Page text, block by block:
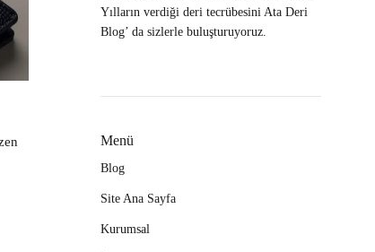
Yılların verdiği deri tecrübesini Ata Deri
Blog’ da sizlerle buluşturuyoruz.
Menü
Blog
Site Ana Sayfa
Kurumsal